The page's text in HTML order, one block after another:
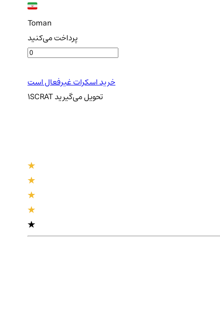
Toman
پرداخت می‌کنید
خرید اسکرات غیرفعال است
1SCRAT تحویلمی‌گیرید